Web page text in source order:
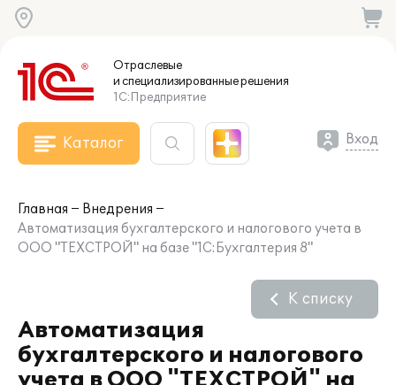
Отраслевые
и специализированныерешения
1С:Предприятие
Каталог Вход
Главная
Внедрения
Автоматизация бухгалтерского и налогового учета в
ООО "ТЕХСТРОЙ" на базе "1С:Бухгалтерия 8"
Автоматизация
бухгалтерского и налогового
К списку